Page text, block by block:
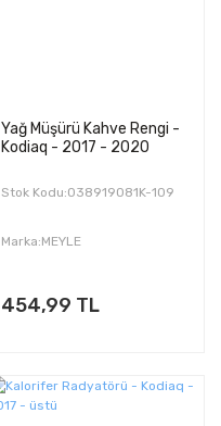
Yağ Müşürü Kahve Rengi -
Kodiaq - 2017 - 2020
Stok Kodu:038919081K-109
Marka:MEYLE
454,99 TL